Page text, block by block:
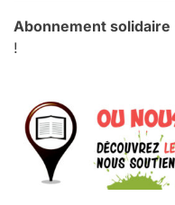
Abonnement solidaire
!